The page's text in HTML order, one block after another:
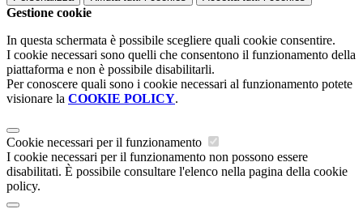
Gestione cookie
In questa schermata è possibile scegliere quali cookie consentire.
I cookie necessari sono quelli che consentono il funzionamento della
piattaforma e non è possibile disabilitarli.
Per conoscere quali sono i cookie necessari al funzionamento potete
visionare la COOKIE POLICY.
Cookie necessari per il funzionamento
I cookie necessari per il funzionamento non possono essere
disabilitati. È possibile consultare l'elenco nella pagina della cookie
policy.